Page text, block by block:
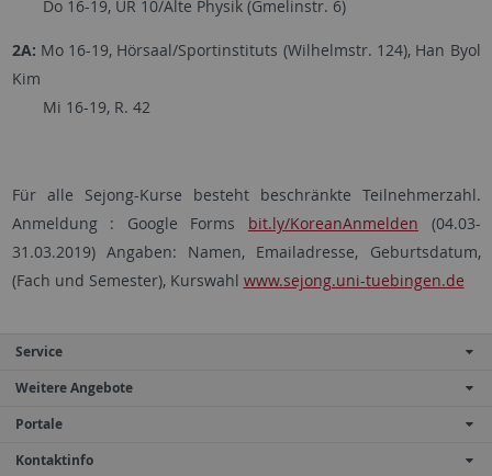
Do 16-19, ÜR 10/Alte Physik (Gmelinstr. 6)
2A: Mo 16-19, Hörsaal/Sportinstituts (Wilhelmstr. 124), Han Byol
Kim
Mi 16-19, R. 42
Für alle Sejong-Kurse besteht beschränkte Teilnehmerzahl.
Anmeldung : Google Forms bit.ly/KoreanAnmelden (04.03-
31.03.2019) Angaben: Namen, Emailadresse, Geburtsdatum,
(Fach und Semester), Kurswahl www.sejong.uni-tuebingen.de
Service
Weitere Angebote
Portale
Kontaktinfo